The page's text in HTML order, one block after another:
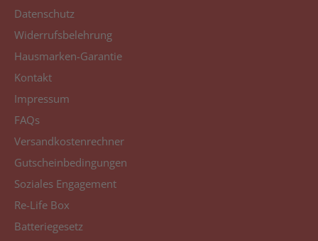
Datenschutz
Widerrufsbelehrung
Hausmarken-Garantie
Kontakt
Impressum
FAQs
Versandkostenrechner
Gutscheinbedingungen
Soziales Engagement
Re-Life Box
Batteriegesetz